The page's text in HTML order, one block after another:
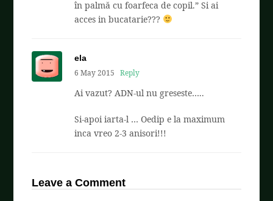
în palmă cu foarfeca de copil.” Si ai
acces in bucatarie???
ela
6 May 2015
Reply
Ai vazut? ADN-ul nu greseste…..
Si-apoi iarta-l … Oedip e la maximum
inca vreo 2-3 anisori!!!
Leave a Comment